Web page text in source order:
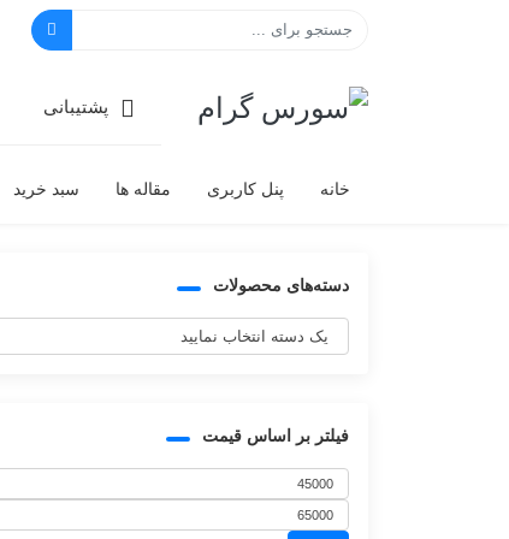
سورس گرام
پشتیبانی
خانه پنل کاربری مقاله ها سبد خرید
دسته‌های محصولات
فیلتر بر اساس قیمت